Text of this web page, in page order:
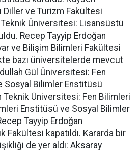
Diller ve Turizm Fakültesi
Üniversitesi: Lisansüstü
Recep Tayyip Erdoğan
ve Bilişim Bilimleri Fakültesi
bazı üniversitelerde mevcut
Gül Üniversitesi: Fen
Sosyal Bilimler Enstitüsü
Teknik Üniversitesi: Fen Bilimleri
Enstitüsü ve Sosyal Bilimler
Tayyip Erdoğan
Fakültesi kapatıldı. Kararda bir
de yer aldı: Aksaray